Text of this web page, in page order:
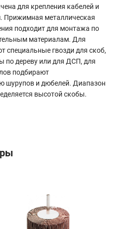
для крепления кабелей и
Прижимная металлическая
подходит для монтажа по
материалам. Для
специальные гвозди для скоб,
по дереву или для ДСП, для
подбирают
шурупов и дюбелей. Диапазон
высотой скобы.